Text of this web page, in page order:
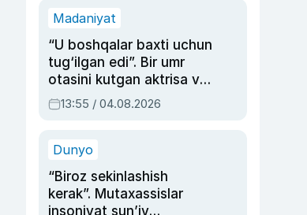
Madaniyat
“U boshqalar baxti uchun
tug‘ilgan edi”. Bir umr
otasini kutgan aktrisa va
dublyaj ustasi Rimma
Ahmedovaning
13:55 / 04.08.2026
Dunyo
“Biroz sekinlashish
kerak”. Mutaxassislar
insoniyat sun’iy